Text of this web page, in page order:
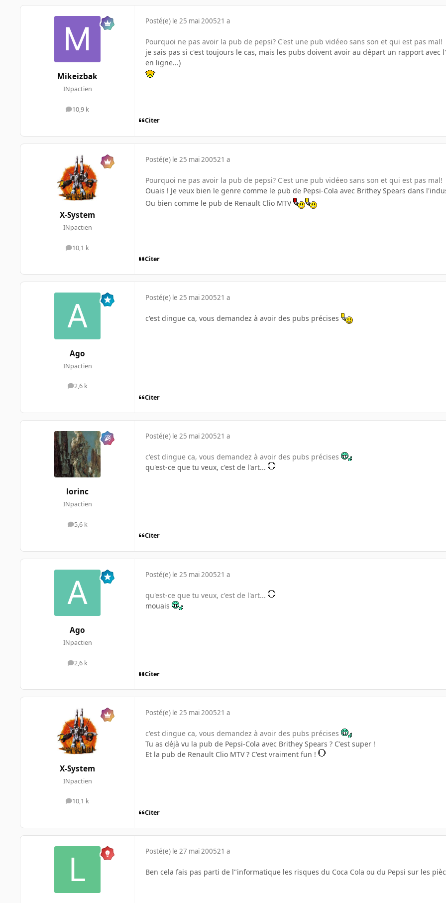
Mikeizbak
INpactien
10,9 k
messages
Posté(e) le 25 mai 200521 a
Pourquoi ne pas avoir la pub de pepsi? C'est une pub vidéeo sans son et qui est pas mal!
je sais pas si c'est toujours le cas, mais les pubs doivent avoir au départ un rapport
en ligne...)
Citer
X-System
INpactien
10,1 k
messages
Posté(e) le 25 mai 200521 a
Pourquoi ne pas avoir la pub de pepsi? C'est une pub vidéeo sans son et qui est pas mal!
Ouais ! Je veux bien le genre comme le pub de Pepsi-Cola avec Brithey Spears dans
Ou bien comme le pub de Renault Clio MTV
Citer
Ago
INpactien
2,6 k
messages
Posté(e) le 25 mai 200521 a
c'est dingue ca, vous demandez à avoir des pubs précises
Citer
lorinc
INpactien
5,6 k
messages
Posté(e) le 25 mai 200521 a
c'est dingue ca, vous demandez à avoir des pubs précises
qu'est-ce que tu veux, c'est de l'art...
Citer
Ago
INpactien
2,6 k
messages
Posté(e) le 25 mai 200521 a
qu'est-ce que tu veux, c'est de l'art...
mouais
Citer
X-System
INpactien
10,1 k
messages
Posté(e) le 25 mai 200521 a
c'est dingue ca, vous demandez à avoir des pubs précises
Tu as déjà vu la pub de Pepsi-Cola avec Brithey Spears ? C'est super !
Et la pub de Renault Clio MTV ? C'est vraiment fun !
Citer
Posté(e) le 27 mai 200521 a
Ben cela fais pas parti de l"informatique les risques du Coca Cola ou du Pepsi sur les